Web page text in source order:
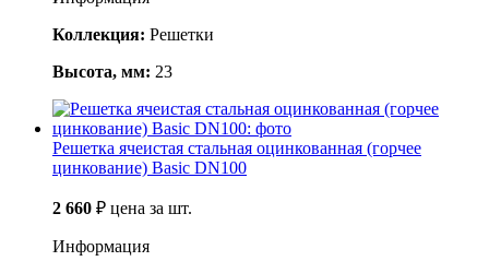
Коллекция: Решетки
Высота, мм: 23
Решетка ячеистая стальная оцинкованная (горчее
цинкование) Basic DN100
2 660 ₽ цена за шт.
Информация